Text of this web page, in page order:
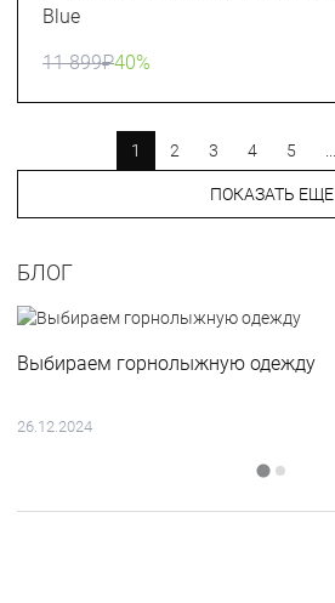
Blue
11 899₽40%
ПОКАЗАТЬ ЕЩЕ
1 2 3 4 5
БЛОГ
Выбираем горнолыжную одежду
26.12.2024